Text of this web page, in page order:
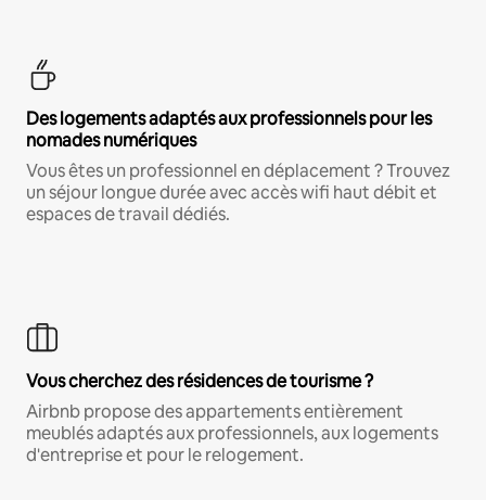
Des logements adaptés aux professionnels pour les
nomades numériques
Vous êtes un professionnel en déplacement ? Trouvez
un séjour longue durée avec accès wifi haut débit et
espaces de travail dédiés.
Vous cherchez des résidences de tourisme ?
Airbnb propose des appartements entièrement
meublés adaptés aux professionnels, aux logements
d'entreprise et pour le relogement.